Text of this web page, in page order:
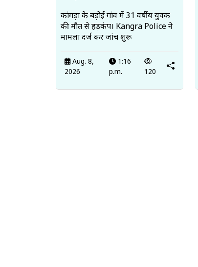
कांगड़ा के बड़ोई गांव में 31 वर्षीय युवक
की मौत से हड़कंप। Kangra Police ने
मामला दर्ज कर जांच शुरू
Aug. 8,
2026
1:16
p.m.
120